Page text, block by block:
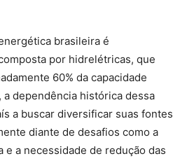
brasileira é
por hidrelétricas, que
60% da capacidade
a dependência histórica dessa
a buscar diversificar suas fontes
diante de desafios como a
e a necessidade de redução das